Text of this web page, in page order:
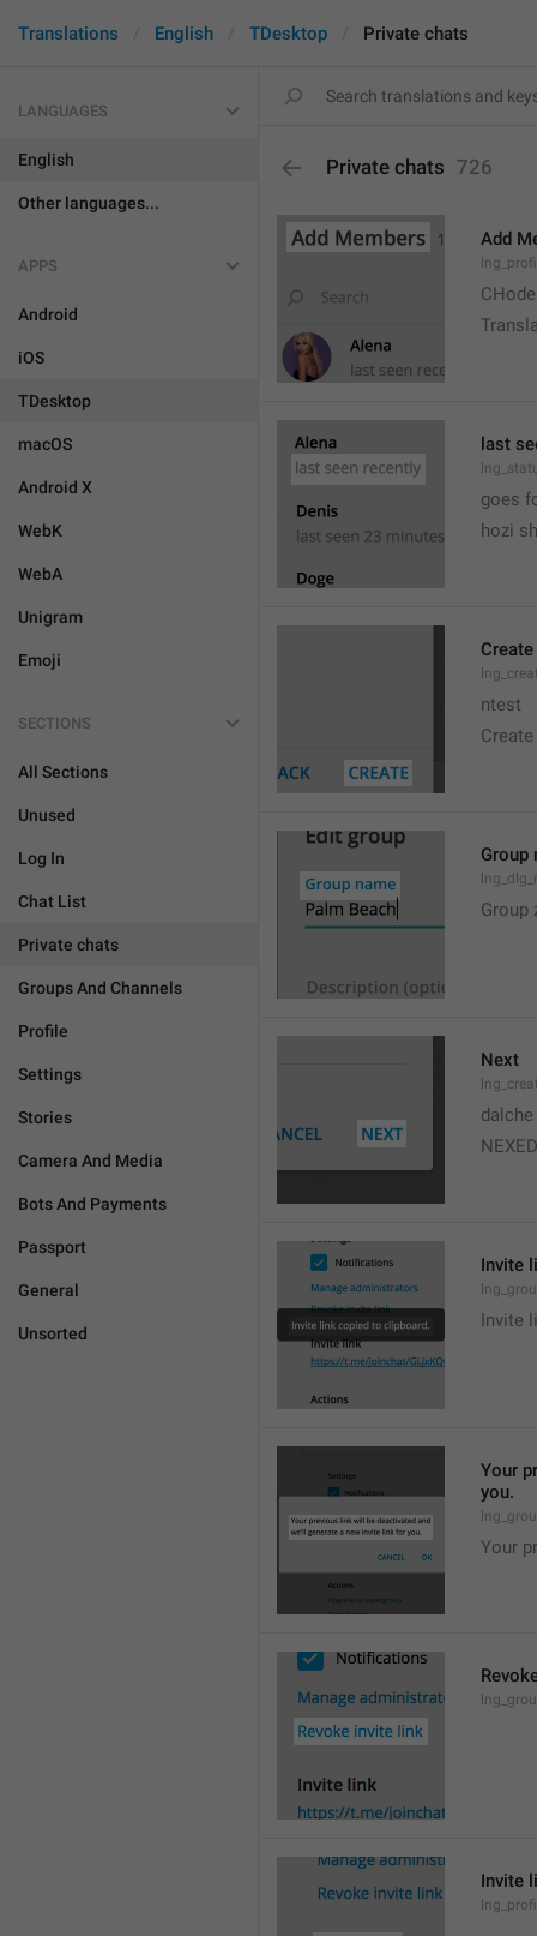
Translations English TDesktop Private chats
LANGUAGES
English
Other languages...
APPS
Android
iOS
TDesktop
macOS
Android X
WebK
WebA
Unigram
Emoji
SECTIONS
All Sections
Unused
Log In
Chat List
Private chats
Groups And Channels
Profile
Settings
Stories
Camera And Media
Bots And Payments
Passport
General
Unsorted
Private chats 726
Add
last
goes
hozi
Create
ntest
Group
Group
Next
dalche
NEXED
Invite
Invite
Your
you.
Your
Invite